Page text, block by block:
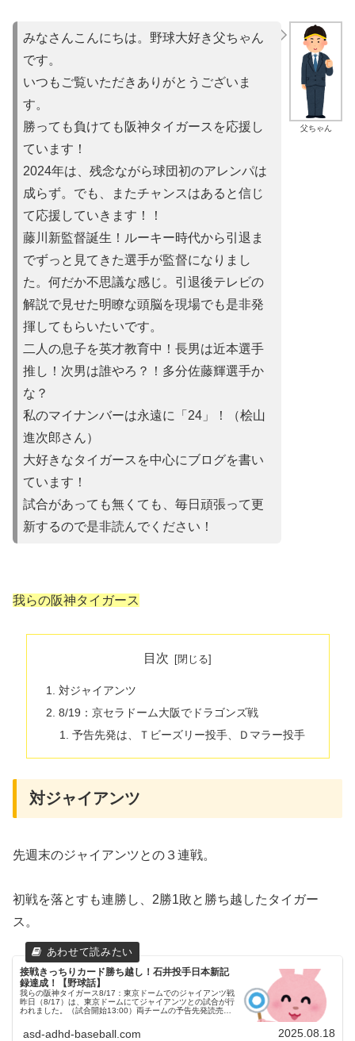
父ちゃん
みなさんこんにちは。野球大好き父ちゃん
です。
いつもご覧いただきありがとうございま
す。
勝っても負けても阪神タイガースを応援し
ています！
2024年は、残念ながら球団初のアレンパは
成らず。でも、またチャンスはあると信じ
て応援していきます！！
藤川新監督誕生！ルーキー時代から引退ま
でずっと見てきた選手が監督になりまし
た。何だか不思議な感じ。引退後テレビの
解説で見せた明瞭な頭脳を現場でも是非発
揮してもらいたいです。
二人の息子を英才教育中！長男は近本選手
推し！次男は誰やろ？！多分佐藤輝選手か
な？
私のマイナンバーは永遠に「24」！（桧山
進次郎さん）
大好きなタイガースを中心にブログを書い
ています！
試合があって も無くても、毎日頑張って更
新するので是非読んでください！
我らの阪神タイガース
目次
対ジャイアンツ
8/19：京セラドーム大阪でドラゴンズ戦
予告先発は、Ｔビーズリー投手、Ｄマラー投手
対ジャイアンツ
先週末のジャイアンツとの３連戦。
初戦を落とすも連勝し、2勝1敗と勝ち越したタイガー
ス。
接戦きっちりカード勝ち越し！石井投手日本新記
録達成！【野球話】
我らの阪神タイガース8/17：東京ドームでのジャイアンツ戦
昨日（8/17）は、東京ドームにてジャイアンツとの試合が行
われました。（試合開始13:00）両チームの予告先発読売ジ
asd-adhd-baseball.com 2025.08.18